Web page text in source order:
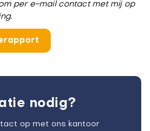
per e-mail contact met mij op
nodig?
op met ons kantoor